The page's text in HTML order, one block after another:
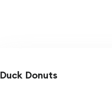
Duck Donuts